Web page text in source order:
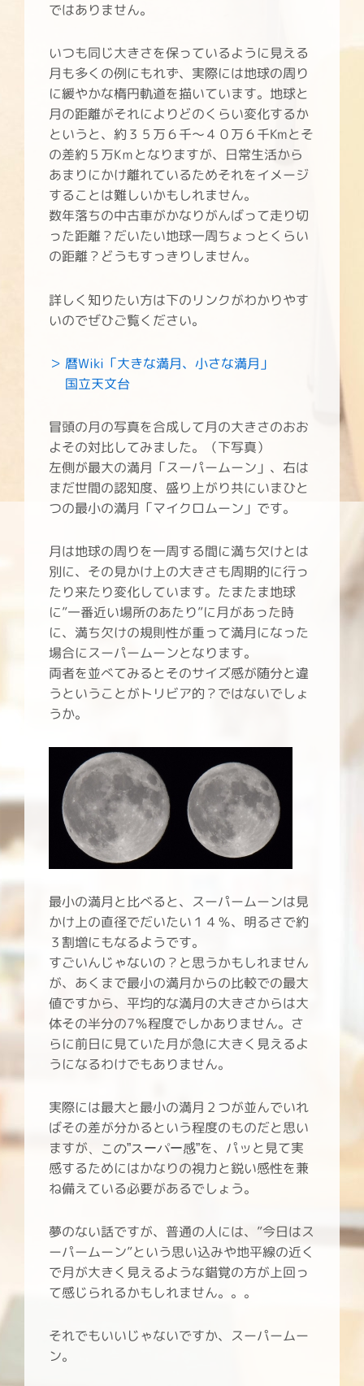
ではありません。
いつも同じ大きさを保っているように見える
月も多くの例にもれず、実際には地球の周り
に緩やかな楕円軌道を描いています。地球と
月の距離がそれによりどのくらい変化するか
というと、約３５万６千～４０万６千Kmとそ
の差約５万Kｍとなりますが、日常生活から
あまりにかけ離れているためそれをイメージ
することは難しいかもしれません。
数年落ちの中古車がかなりがんばって走り切
った距離？だいたい地球一周ちょっとくらい
の距離？どうもすっきりしません。
詳しく知りたい方は下のリンクがわかりやす
いのでぜひご覧ください。
＞ 暦Wiki「大きな満月、小さな満月」
国立天文台
冒頭の月の写真を合成して月の大きさのおお
よその対比してみました。（下写真）
左側が最大の満月「スーパームーン」、右は
まだ世間の認知度、盛り上がり共にいまひと
つの最小の満月「マイクロムーン」です。
月は地球の周りを一周する間に満ち欠けとは
別に、その見かけ上の大きさも周期的に行っ
たり来たり変化しています。たまたま地球
に”一番近い場所のあたり”に月があった時
に、満ち欠けの規則性が重って満月になった
場合にスーパームーンとなります。
両者を並べてみるとそのサイズ感が随分と違
うということがトリビア的？ではないでしょ
うか。
最小の満月と比べると、スーパームーンは見
かけ上の直径でだいたい１４％、明るさで約
３割増にもなるようです。
すごいんじゃないの？と思うかもしれません
が、あくまで最小の満月からの比較での最大
値ですから、平均的な満月の大きさからは大
体その半分の7％程度でしかありません。さ
らに前日に見ていた月が急に大きく見えるよ
うになるわけでもありません。
実際には最大と最小の満月２つが並んでいれ
ばその差が分かるという程度のものだと思い
ますが 、この”スーパー感”を、パッと見て実
感するためにはかなりの視力と鋭い感性を兼
ね備えている必要があるでしょう。
夢のない話ですが、普通の人には、”今日はス
ーパームーン”という思い込みや地平線の近く
で月が大きく見えるような錯覚の方が上回っ
て感じられるかもしれません。。。
それでもいいじゃないですか、スーパームー
ン。